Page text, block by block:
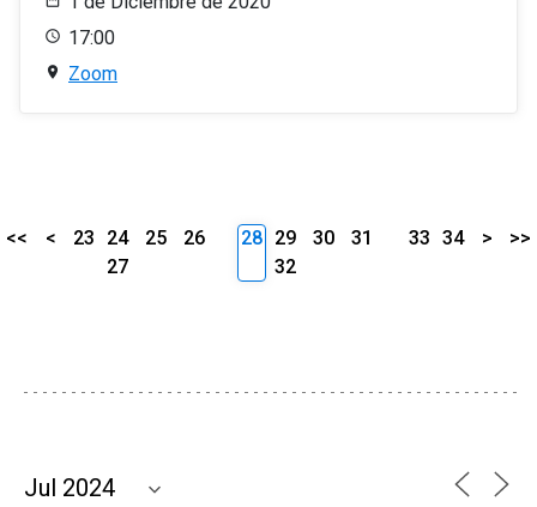
17:00
Zoom
<< < 23 24 25
26
27
28 29 30
31
32
33 34 > >>